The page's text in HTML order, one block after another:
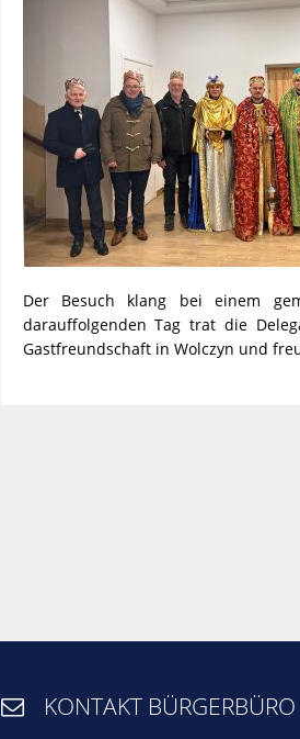
Der Besuch klang bei einem
darauffolgenden Tag trat die
Gastfreundschaft in Wolczyn und
 KONTAKT BÜRGERBÜRO